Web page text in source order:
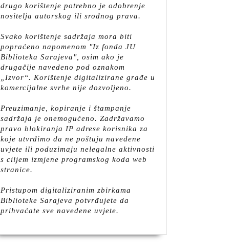
drugo korištenje potrebno je odobrenje
nositelja autorskog ili srodnog prava.
Svako korištenje sadržaja mora biti
popraćeno napomenom "Iz fonda JU
Biblioteka Sarajeva", osim ako je
drugačije navedeno pod oznakom
„Izvor“. Korištenje digitalizirane građe u
komercijalne svrhe nije dozvoljeno.
Preuzimanje, kopiranje i štampanje
sadržaja je onemogućeno. Zadržavamo
pravo blokiranja IP adrese korisnika za
koje utvrdimo da ne poštuju navedene
uvjete ili poduzimaju nelegalne aktivnosti
s ciljem izmjene programskog koda web
stranice.
Pristupom digitaliziranim zbirkama
Biblioteke Sarajeva potvrđujete da
prihvaćate sve navedene uvjete.